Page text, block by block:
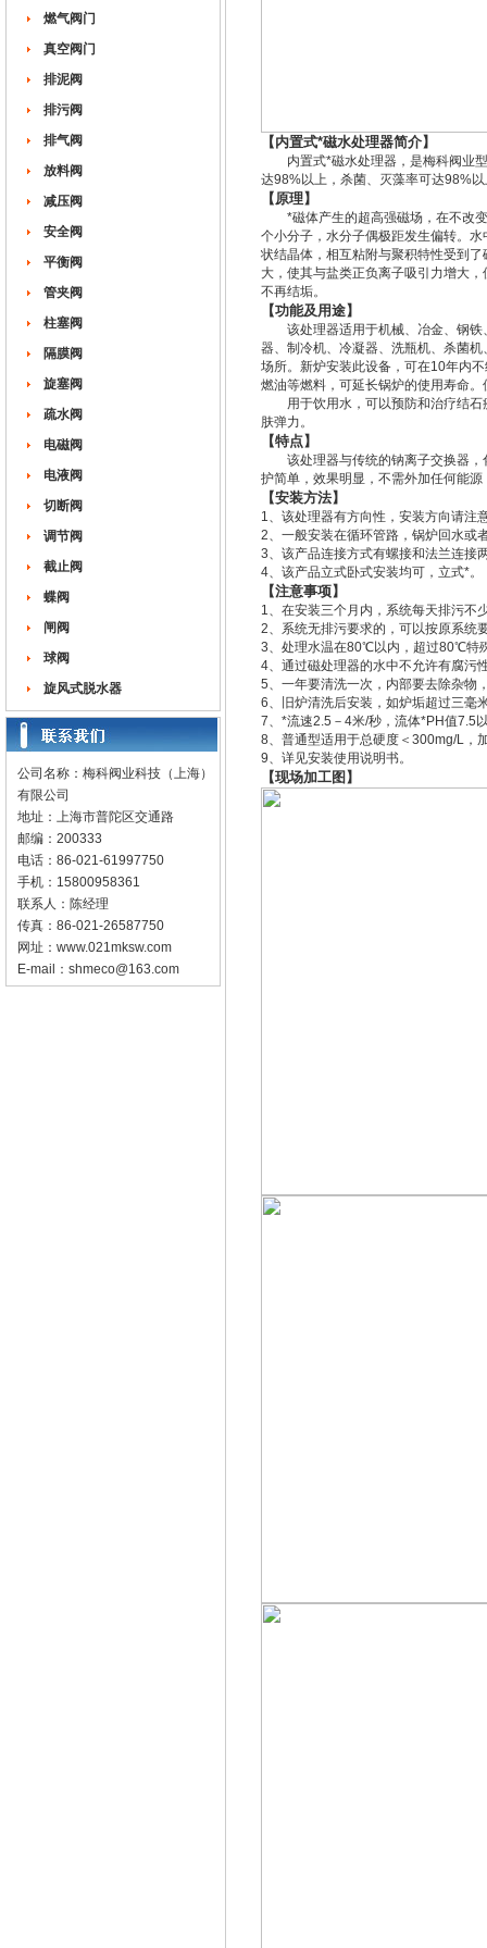
燃气阀门
真空阀门
排泥阀
排污阀
排气阀
放料阀
减压阀
安全阀
平衡阀
管夹阀
柱塞阀
隔膜阀
旋塞阀
疏水阀
电磁阀
电液阀
切断阀
调节阀
截止阀
蝶阀
闸阀
球阀
旋风式脱水器
公司名称：梅科阀业科技（上海）
有限公司
地址：上海市普陀区交通路
邮编：200333
电话：86-021-61997750
手机：15800958361
联系人：陈经理
传真：86-021-26587750
网址： www.021mksw.com
E-mail： shmeco@163.com
【内置式*磁水处理器简介】
内置式*磁水处理器，是梅科阀业型
达98%以上，杀菌、灭藻率可达98%
【原理】
*磁体产生的超高强磁场，在不改变
个小分子，水分子偶极距发生偏转。
状结晶体，相互粘附与聚积特性受到
大，使其与盐类正负离子吸引力增大
不再结垢。
【功能及用途】
该处理器适用于机械、冶金、钢铁
器、制冷机、冷凝器、洗瓶机、杀菌
场所。新炉安装此设备，可在10年内
燃油等燃料，可延长锅炉的使用寿命
用于饮用水，可以预防和治疗结石
肤弹力。
【特点】
该处理器与传统的钠离子交换器，
护简单，效果明显，不需外加任何能
【安装方法】
1、该处理器有方向性，安装方向请注
2、一般安装在循环管路，锅炉回水或
3、该产品连接方式有螺接和法兰连接
4、该产品立式卧式安装均可，立式*。
【注意事项】
1、在安装三个月内，系统每天排污不
2、系统无排污要求的，可以按原系统
3、处理水温在80℃以内，超过80℃特
4、通过磁处理器的水中不允许有腐污
5、一年要清洗一次，内部要去除杂物
6、旧炉清洗后安装，如炉垢超过三毫
7、*流速2.5－4米/秒，流体*PH值7.5
8、普通型适用于总硬度＜300mg/L，
9、详见安装使用说明书。
【现场加工图】